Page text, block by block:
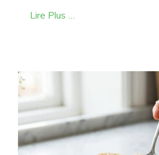
Lire Plus …